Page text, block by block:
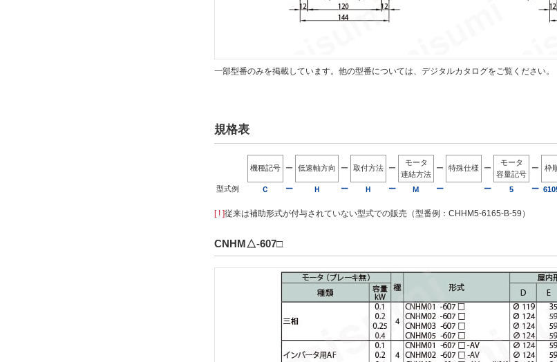
一部型番のみを掲載しています。他の型番については、デジタルカタログをご覧ください。
規格表
機種記号 ー 低速軸方向 ー 取付方法 ー
モータ
連結方法
ー 特殊仕様 ー
モータ
容量記号
ー 枠
型式例 Ｃ ー Ｈ ー Ｈ ー Ｍ ー ー 5 ー
[ ! ]従来は補助形式が付与されていない型式での販売（型番例：CHHM5-6165-B-59）
CNHM△-607□